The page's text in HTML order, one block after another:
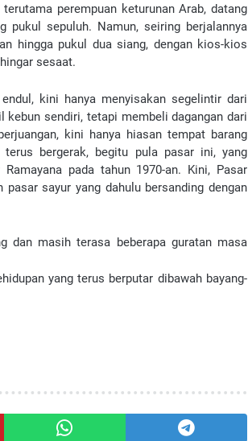
perempuan keturunan Arab, datang
pukul sepuluh. Namun, seiring berjalannya
hingga pukul dua siang, dengan kios-kios
sesaat.
kini hanya menyisakan segelintir dari
sendiri, tetapi membeli dagangan dari
kini hanya hiasan tempat barang
bergerak, begitu pula pasar ini, yang
pada tahun 1970-an. Kini, Pasar
sayur yang dahulu bersanding dengan
dan masih terasa beberapa guratan masa
yang terus berputar dibawah bayang-